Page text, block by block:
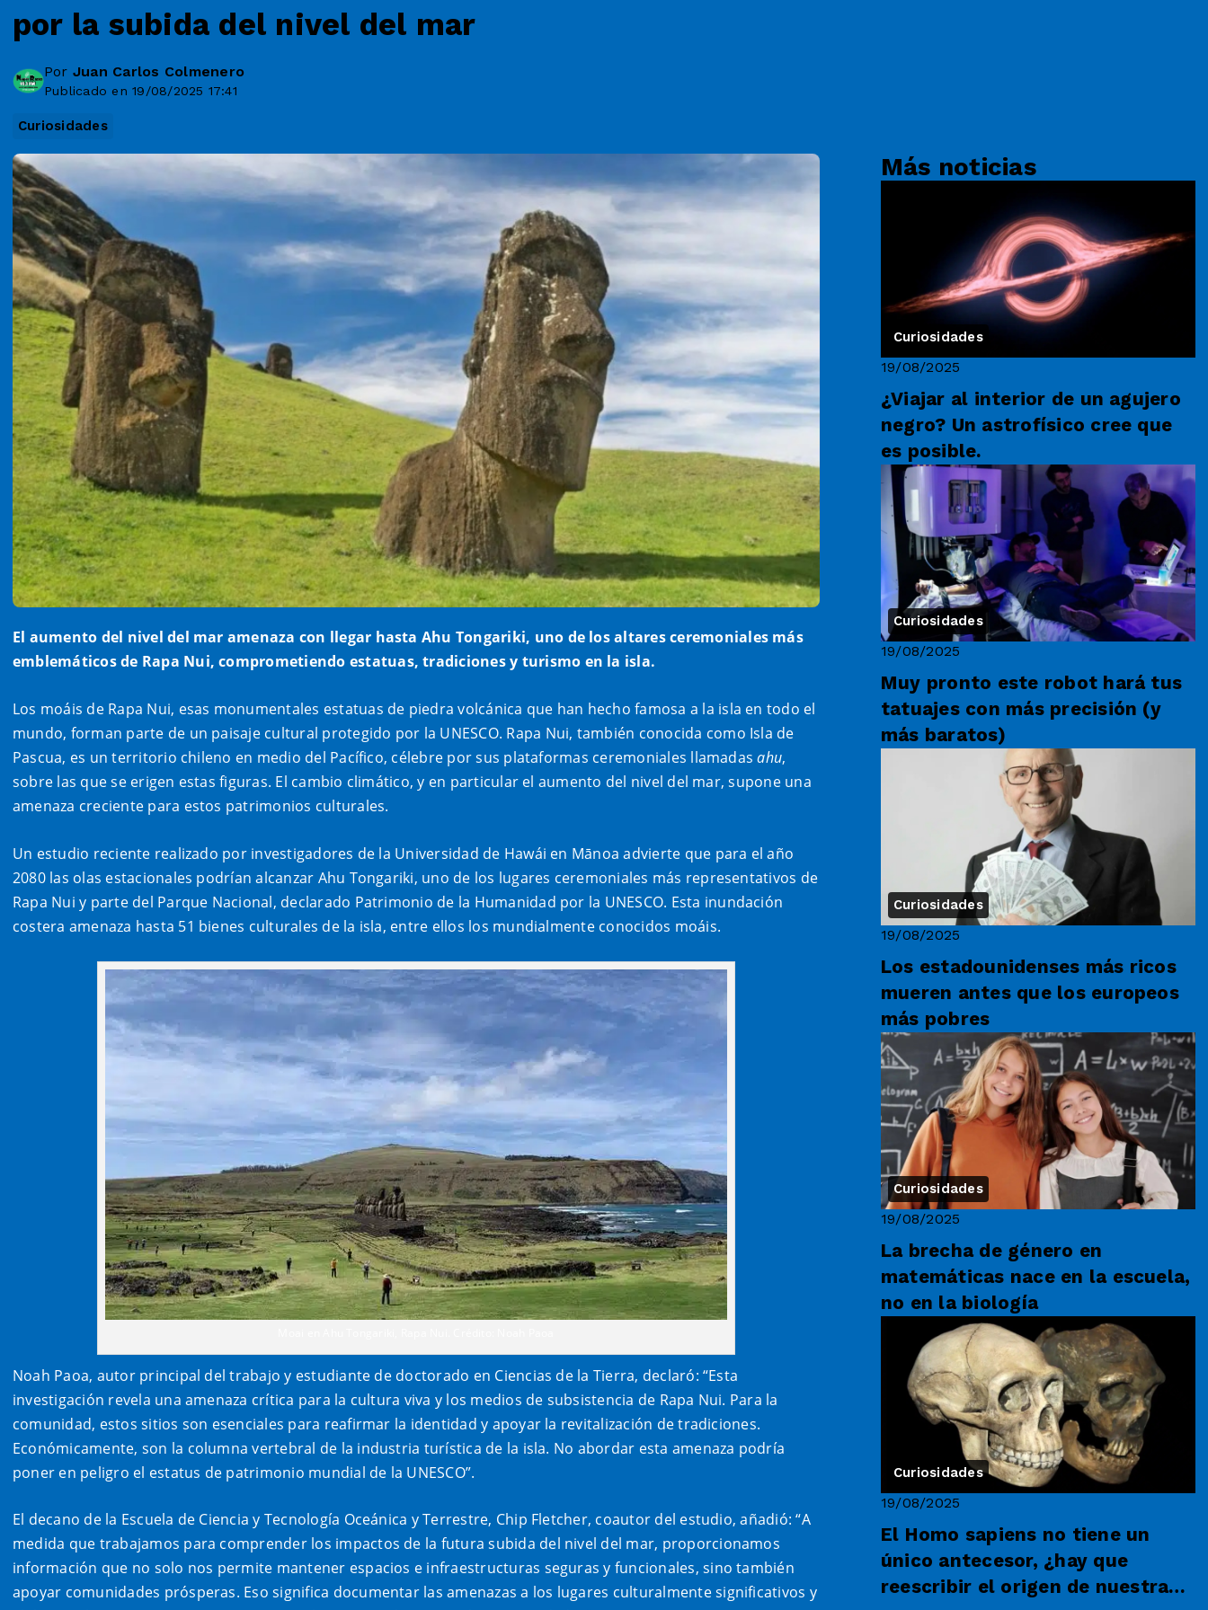
por la subida del nivel del mar
Por Juan Carlos Colmenero
Publicado en 19/08/2025 17:41
Curiosidades
El aumento del nivel del mar amenaza con llegar hasta Ahu Tongariki, uno de los altares ceremoniales más
emblemáticos de Rapa Nui, comprometiendo estatuas, tradiciones y turismo en la isla.
Los moáis de Rapa Nui, esas monumentales estatuas de piedra volcánica que han hecho famosa a la isla en todo el
mundo, forman parte de un paisaje cultural protegido por la UNESCO. Rapa Nui, también conocida como Isla de
Pascua, es un territorio chileno en medio del Pacífico, célebre por sus plataformas ceremoniales llamadasahu,
sobre las que se erigen estas figuras. El cambio climático, y en particular el aumento del nivel del mar, supone una
amenaza creciente para estos patrimonios culturales.
Un estudio reciente realizado por investigadores de la Universidad de Hawái en Mānoa advierte que para el año
2080 las olas estacionales podrían alcanzar Ahu Tongariki, uno de los lugares ceremoniales más representativos de
Rapa Nui y parte del Parque Nacional, declarado Patrimonio de la Humanidad por la UNESCO. Esta inundación
costera amenaza hasta 51 bienes culturales de la isla, entre ellos los mundialmente conocidos moáis.
Noah Paoa, autor principal del trabajo y estudiante de doctorado en Ciencias de la Tierra, declaró: “Esta
investigación revela una amenaza crítica para la cultura viva y los medios de subsistencia de Rapa Nui. Para la
comunidad, estos sitios son esenciales para reafirmar la identidad y apoyar la revitalización de tradiciones.
Económicamente, son la columna vertebral de la industria turística de la isla. No abordar esta amenaza podría
poner en peligro el estatus de patrimonio mundial de la UNESCO”.
El decano de la Escuela de Ciencia y Tecnología Oceánica y Terrestre, Chip Fletcher, coautor del estudio, añadió: “A
medida que trabajamos para comprender los impactos de la futura subida del nivel del mar, proporcionamos
información que no solo nos permite mantener espacios e infraestructuras seguras y funcionales, sino también
apoyar comunidades prósperas. Eso significa documentar las amenazas a los lugares culturalmente significativos y
Más noticias
Curiosidades
19/08/2025
¿Viajar al interior de un agujero
negro? Un astrofísico cree que
es posible.
Curiosidades
19/08/2025
Muy pronto este robot hará tus
tatuajes con más precisión (y
más baratos)
Curiosidades
19/08/2025
Los estadounidenses más ricos
mueren antes que los europeos
más pobres
Curiosidades
19/08/2025
La brecha de género en
matemáticas nace en la escuela,
no en la biología
Curiosidades
19/08/2025
El Homo sapiens no tiene un
único antecesor, ¿hay que
reescribir el origen de nuestra